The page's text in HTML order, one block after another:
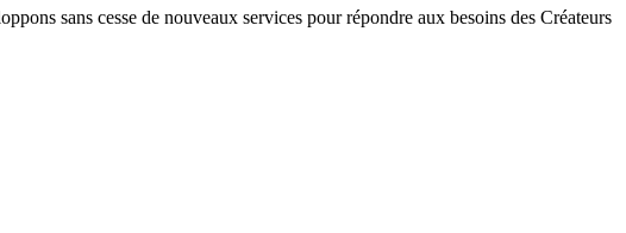
sans cesse de nouveaux services pour répondre aux besoins des Créateurs